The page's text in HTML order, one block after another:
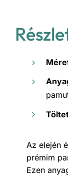
Az elején
prémim
Ezen